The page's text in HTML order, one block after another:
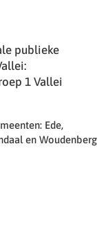
publieke
1 Vallei
Ede,
en Woudenberg